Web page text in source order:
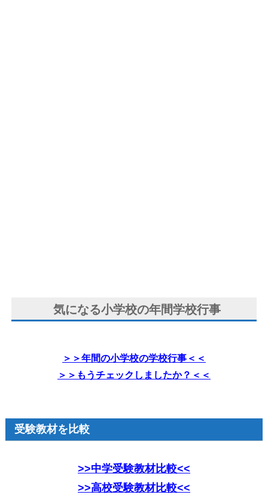
気になる小学校の年間学校行事
＞＞年間の小学校の学校行事＜＜
＞＞もうチェックしましたか？＜＜
受験教材を比較
>>中学受験教材比較<<
>>高校受験教材比較<<